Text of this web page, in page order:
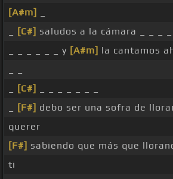
[A#m]
[C#] saludos a la cámara _ _ _ _
_ _ _ _ _ _ y [A#m] la cantamos
[C#]
[F#] debo ser una sofra de
querer
[F#] sabiendo que más que
ti